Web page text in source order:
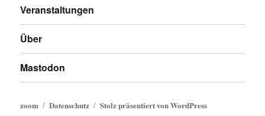
Veranstaltungen
Über
Mastodon
zoom Datenschutz Stolz präsentiert von WordPress